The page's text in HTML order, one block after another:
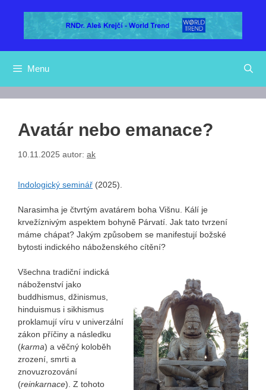
Menu
Avatár nebo emanace?
10.11.2025 autor: ak
Indologický seminář (2025).
Narasimha je čtvrtým avatárem boha Višnu. Kálí je
krvežíznivým aspektem bohyně Párvatí. Jak tato tvrzení
máme chápat? Jakým způsobem se manifestují božské
bytosti indického náboženského cítění?
Všechna tradiční indická
náboženství jako
buddhismus, džinismus,
hinduismus i sikhismus
proklamují víru v univerzální
zákon příčiny a následku
(karma) a věčný koloběh
zrození, smrti a
znovuzrozování
(reinkarnace). Z tohoto